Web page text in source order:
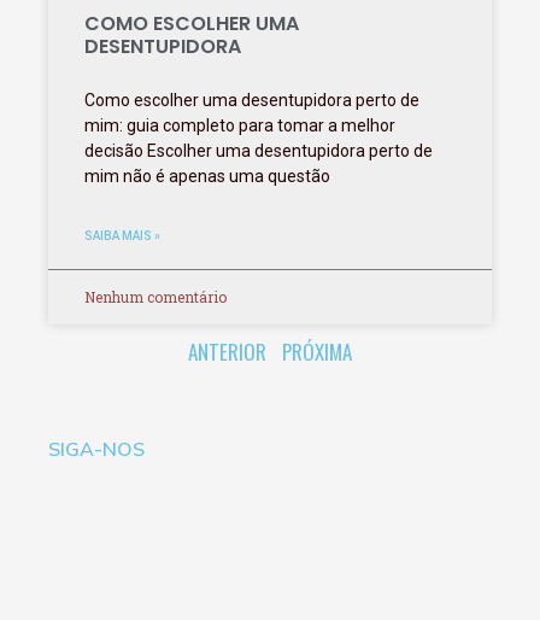
COMO ESCOLHER UMA
DESENTUPIDORA
Como escolher uma desentupidora perto de
mim: guia completo para tomar a melhor
decisão Escolher uma desentupidora perto de
mim não é apenas uma questão
SAIBA MAIS »
Nenhum comentário
ANTERIOR PRÓXIMA
SIGA-NOS